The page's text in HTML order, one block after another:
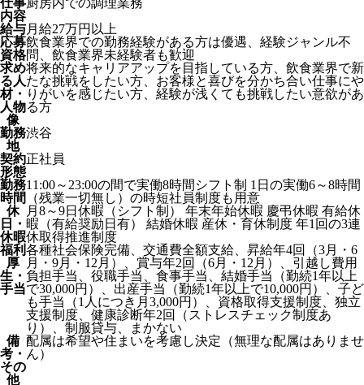
仕事
内容
厨房内での調理業務
給与月給27万円以上
応募
資格
飲食業界での勤務経験がある方は優遇、経験ジャンル不
問、飲食業界未経験者も歓迎
求め
る人
材・
人物
像
将来的なキャリアアップを目指している方、飲食業界で新
たな挑戦をしたい方、お客様と喜びを分かち合い仕事にや
りがいを感じたい方、経験が浅くても挑戦したい意欲があ
る方
勤務
地
渋谷
契約
形態
正社員
勤務
時間
11:00～23:00の間で実働8時間シフト制 1日の実働6～8時間
（残業一切無し）の時短社員制度も用意
休
日・
休暇
月8～9日休暇（シフト制） 年末年始休暇 慶弔休暇 有給休
暇（有給奨励日有） 結婚休暇 産休・育休制度 年1回の3連
休取得推進制度
福利
厚
生・
手当
各種社会保険完備、交通費全額支給、昇給年4回（3月・6
月・9月・12月）、賞与年2回（6月・12月）、引越し費用
負担手当、役職手当、食事手当、結婚手当（勤続1年以上
で30,000円）、出産手当（勤続1年以上で10,000円）、子ど
も手当（1人につき月3,000円）、資格取得支援制度、独立
支援制度、健康診断年2回（ストレスチェック制度あ
り）、制服貸与、まかない
備
考・
その
他
配属は希望や住まいを考慮し決定（無理な配属はありませ
ん）